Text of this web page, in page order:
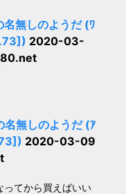
無しのようだ (ﾜ
2020-03-
名無しのようだ (ｱ
2020-03-09
ってから買えばいい